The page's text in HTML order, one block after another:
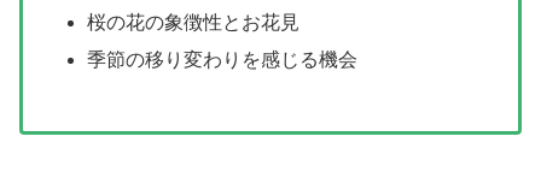
桜の花の象徴性とお花見
季節の移り変わりを感じる機会